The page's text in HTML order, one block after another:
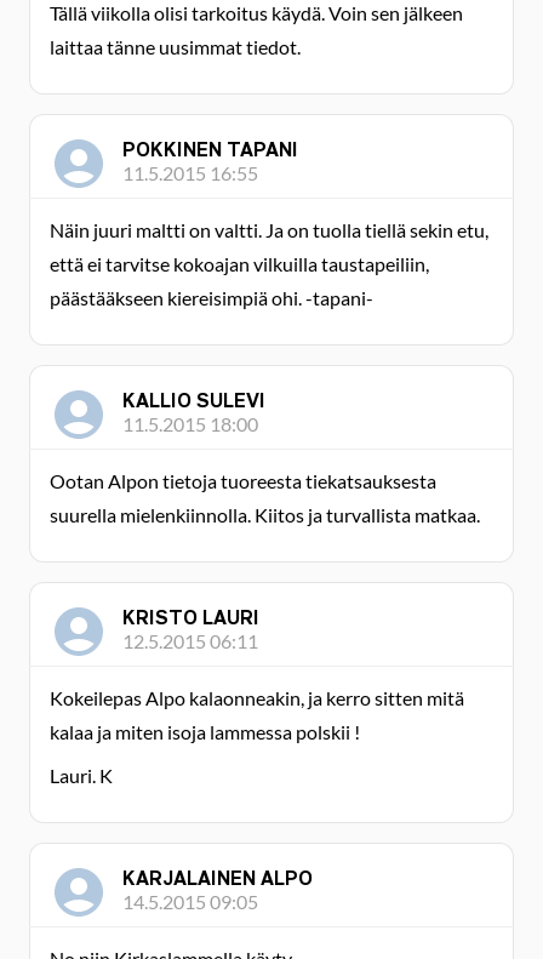
Tällä viikolla olisi tarkoitus käydä. Voin sen jälkeen
laittaa tänne uusimmat tiedot.
POKKINEN TAPANI
11.5.2015 16:55
Näin juuri maltti on valtti. Ja on tuolla tiellä sekin etu,
että ei tarvitse kokoajan vilkuilla taustapeiliin,
päästääkseen kiereisimpiä ohi. -tapani-
KALLIO SULEVI
11.5.2015 18:00
Ootan Alpon tietoja tuoreesta tiekatsauksesta
suurella mielenkiinnolla. Kiitos ja turvallista matkaa.
KRISTO LAURI
12.5.2015 06:11
Kokeilepas Alpo kalaonneakin, ja kerro sitten mitä
kalaa ja miten isoja lammessa polskii !
Lauri. K
KARJALAINEN ALPO
14.5.2015 09:05